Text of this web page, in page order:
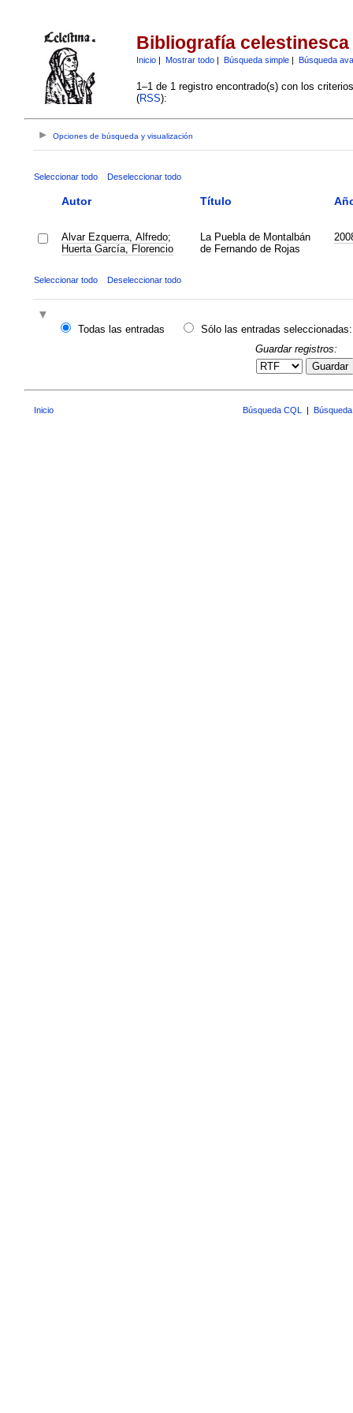
Bibliografía celestinesca
Inicio| Mostrar todo| Búsqueda simple| Búsqueda
1–1 de 1 registro encontrado(s) con los
(RSS):
Opciones de búsqueda y visualización
Seleccionar todo Deseleccionar todo
Autor Título
Alvar Ezquerra, Alfredo;
Huerta García, Florencio
La Puebla de Montalbán
de Fernando de Rojas
Seleccionar todo Deseleccionar todo
Todas las entradas
Sólo las entradas seleccionadas:
Guardar registros:
Guardar
Inicio Búsqueda CQL